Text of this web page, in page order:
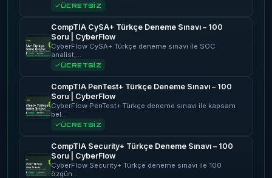
ÜCRETSİZ
CompTIA CySA+ Türkçe Deneme Sınavı – 100
Soru | CyberFlow
CyberFlow CySA+ Türkçe deneme sınavı ile SOC
analist,…
ÜCRETSİZ
CompTIA PenTest+ Türkçe Deneme Sınavı – 100
Soru | CyberFlow
CyberFlow PenTest+ Türkçe deneme sınavı ile kapsam
bel…
ÜCRETSİZ
CompTIA Security+ Türkçe Deneme Sınavı – 100
Soru | CyberFlow
CyberFlow Security+ Türkçe deneme sınavı ile 100
özgün…